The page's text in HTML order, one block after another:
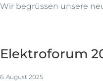
Wir begrüssen unsere
Elektroforum
6. August 2025